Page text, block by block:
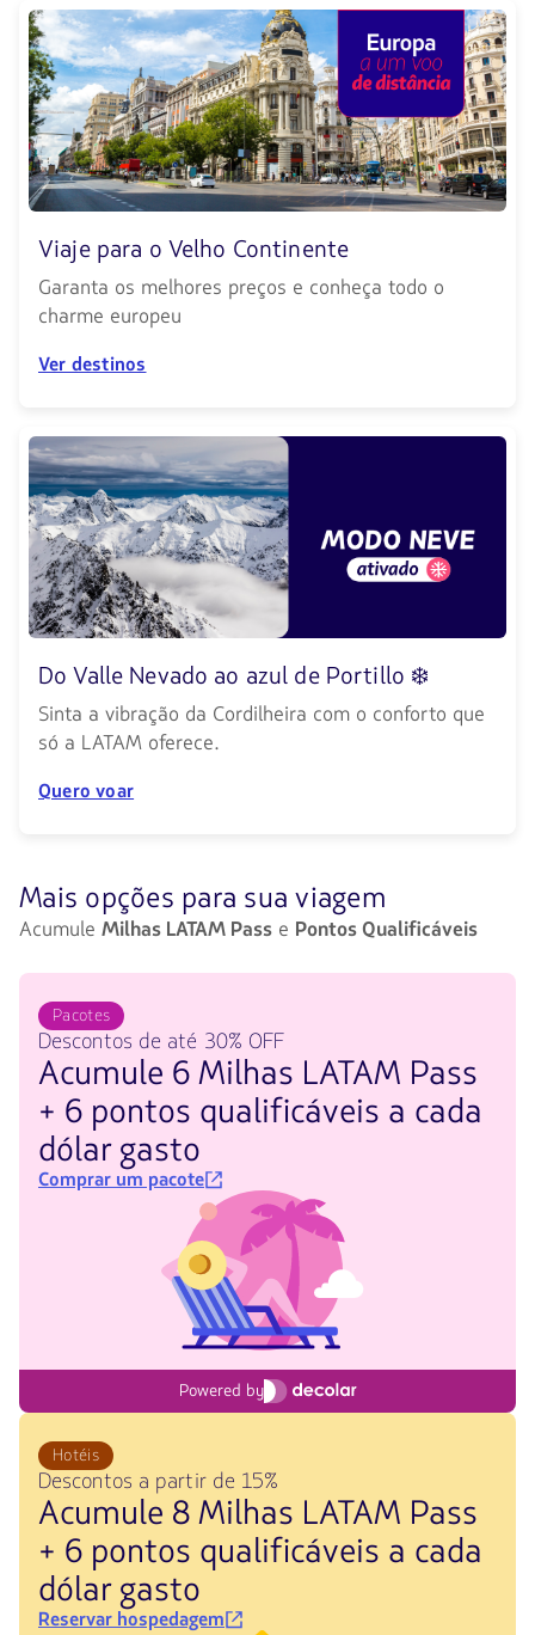
Viaje para o Velho Continente
Garanta os melhores preços e conheça todo o
charme europeu
Ver destinos
Do Valle Nevado ao azul de Portillo ❄️
Sinta a vibração da Cordilheira com o conforto que
só a LATAM oferece.
Quero voar
Mais opções para sua viagem
Acumule Milhas LATAM Pass e Pontos Qualificáveis
Pacotes
Descontos de até 30% OFF
Acumule 6 Milhas LATAM Pass
+ 6 pontos qualificáveis a cada
dólar gasto
Comprar um pacote
Powered by
Hotéis
Descontos a partir de 15%
Acumule 8 Milhas LATAM Pass
+ 6 pontos qualificáveis a cada
dólar gasto
Reservar hospedagem